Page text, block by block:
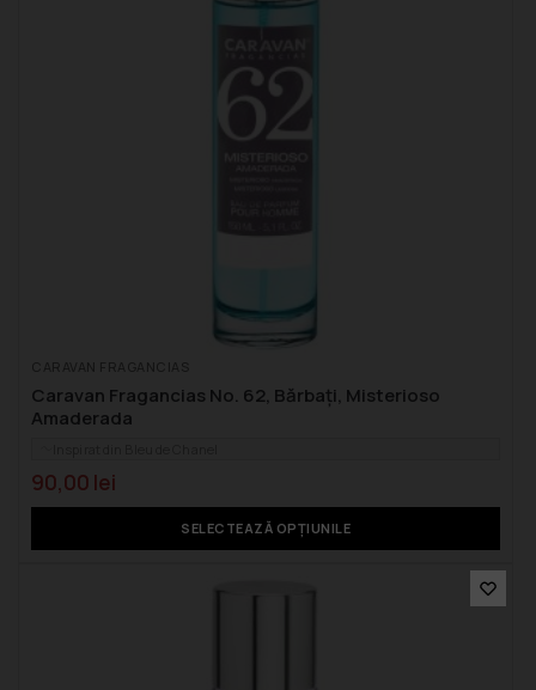
Caravan Fragancias No. 62, Bărbați, Misterioso
Amaderada
90,00 lei
SELECTEAZĂ OPȚIUNILE